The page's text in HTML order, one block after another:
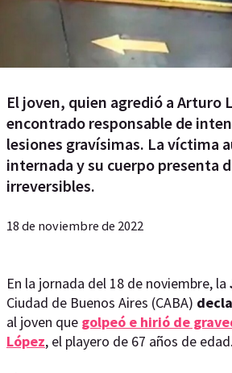
El joven, quien agredió a Arturo
encontrado responsable de
lesiones gravísimas. La víctima
internada y su cuerpo presenta
irreversibles.
18 de noviembre de 2022
En la jornada del 18 de noviembre, la
Ciudad de Buenos Aires (CABA)
al joven que golpeó e hirió de
López, el playero de 67 años de edad.